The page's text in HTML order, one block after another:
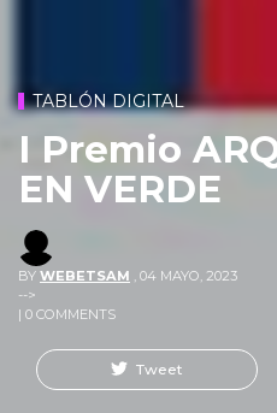
TABLÓN DIGITAL
I Premio
EN VERDE
BY WEBETSAM
04 MAYO, 2023
-->
| 0 COMMENTS
Tweet